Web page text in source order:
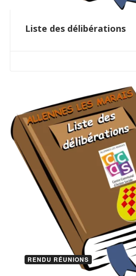
Liste des délibérations
RENDU RÉUNIONS